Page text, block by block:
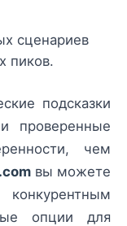
сценариев
пиков.
подсказки
проверенные
чем
вы можете
конкурентным
опции для